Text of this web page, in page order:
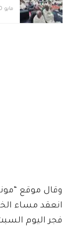
مايو 30, 2026
وقال موقع
انعقد مساء
فجر اليوم